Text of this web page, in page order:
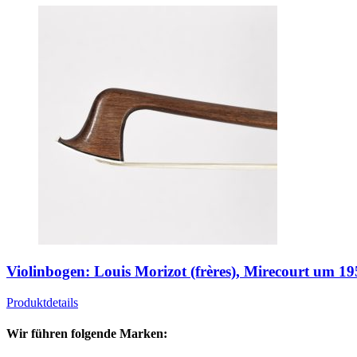
Violinbogen: Louis Morizot (frères), Mirecourt um
Produktdetails
Wir führen folgende Marken: